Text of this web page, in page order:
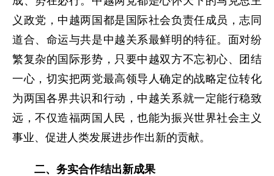
义政党，中越两国都是国际社会负责任成员，志同
道合、命运与共是中越关系最鲜明的特征。面对纷
繁复杂的国际形势，只要中越双方不忘初心、团结
一心，切实把两党最高领导人确定的战略定位转化
为两国各界共识和行动，中越关系就一定能行稳致
远，不仅造福两国人民，也能为振兴世界社会主义
事业、促进人类发展进步作出新的贡献。
二、务实合作结出新成果